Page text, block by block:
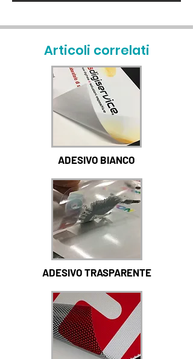
Articoli correlati
ADESIVO BIANCO
ADESIVO TRASPARENTE